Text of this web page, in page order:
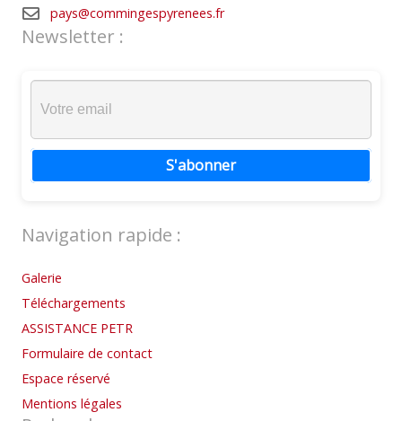
pays@commingespyrenees.fr
Newsletter :
S'abonner
Navigation rapide :
Galerie
Téléchargements
ASSISTANCE PETR
Formulaire de contact
Espace réservé
Mentions légales